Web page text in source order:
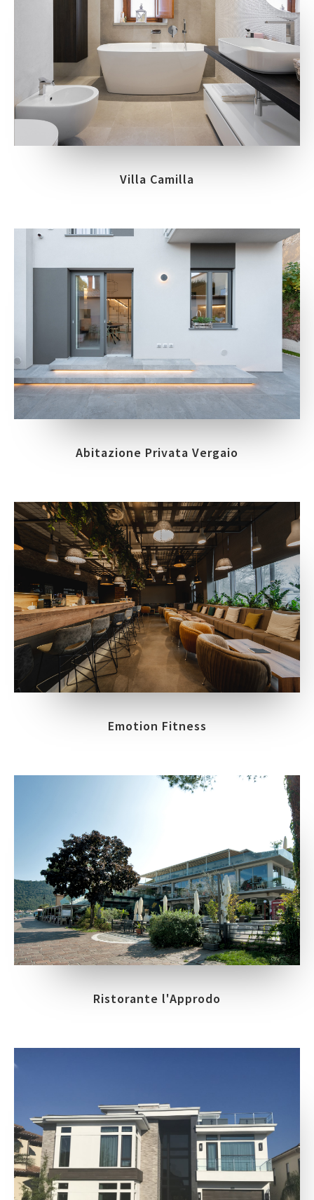
Villa Camilla
Abitazione Privata Vergaio
Emotion Fitness
Ristorante l'Approdo